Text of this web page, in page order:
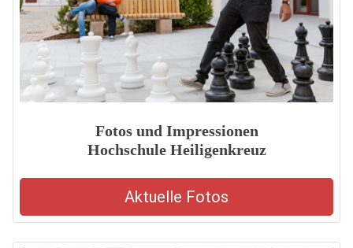
Fotos und Impressionen
Hochschule Heiligenkreuz
Aktuelle Fotos